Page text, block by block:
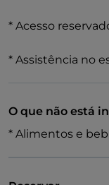
* Acesso
* Assistência no
O que não está
* Alimentos e